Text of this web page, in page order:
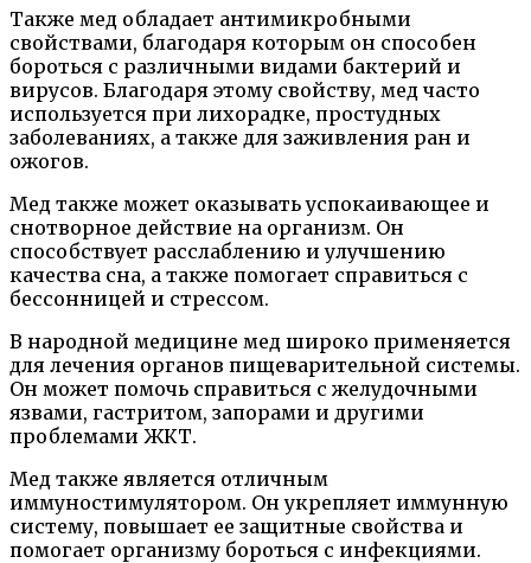
Также мед обладает антимикробными
свойствами, благодаря которым он способен
бороться с различными видами бактерий и
вирусов. Благодаря этому свойству, мед часто
используется при лихорадке, простудных
заболеваниях, а также для заживления ран и
ожогов.
Мед также может оказывать успокаивающее и
снотворное действие на организм. Он
способствует расслаблению и улучшению
качества сна, а также помогает справиться с
бессонницей и стрессом.
В народной медицине мед широко применяется
для лечения органов пищеварительной системы.
Он может помочь справиться с желудочными
язвами, гастритом, запорами и другими
проблемами ЖКТ.
Мед также является отличным
иммуностимулятором. Он укрепляет иммунную
систему, повышает ее защитные свойства и
помогает организму бороться с инфекциями.